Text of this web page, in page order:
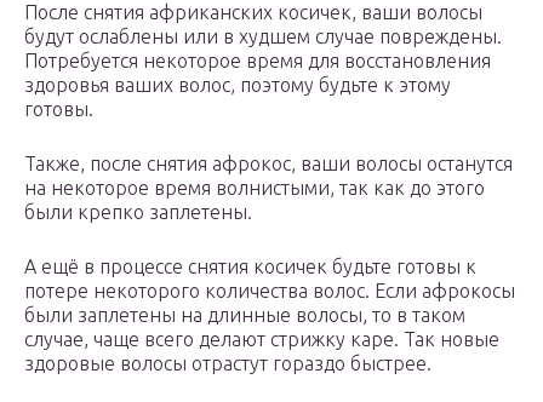
После снятия африканских косичек, ваши волосы
будут ослаблены или в худшем случае повреждены.
Потребуется некоторое время для восстановления
здоровья ваших волос, поэтому будьте к этому
готовы.
Также, после снятия афрокос, ваши волосы останутся
на некоторое время волнистыми, так как до этого
были крепко заплетены.
А ещё в процессе снятия косичек будьте готовы к
потере некоторого количества волос. Если афрокосы
были заплетены на длинные волосы, то в таком
случае, чаще всего делают стрижку каре. Так новые
здоровые волосы отрастут гораздо быстрее.